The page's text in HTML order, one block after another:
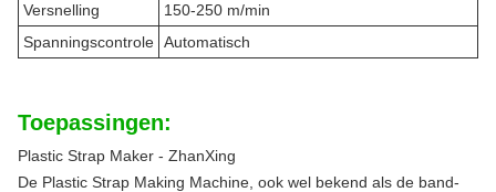
Versnelling
150-250 m/min
Spanningscontrole Automatisch
Toepassingen:
Plastic Strap Maker - ZhanXing
De Plastic Strap Making Machine, ook wel bekend als de band-